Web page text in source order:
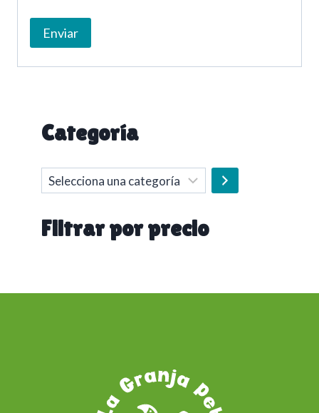
Categoría
Selecciona
una
Filtrar por precio